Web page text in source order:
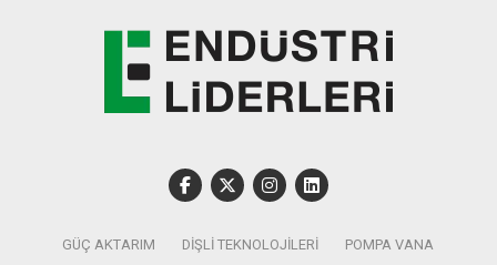
GÜÇ AKTARIM DIŞLI TEKNOLOJILERI POMPA VANA